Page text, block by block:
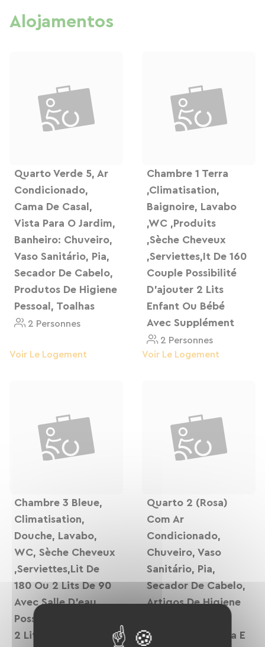
de TV com DVD player, sala de estar, sala de
café da manhã (terraço quando o tempo está
Jantares estão disponíveis mediante reserva e
cestas de piquenique podem ser encomendadas
para o almoço.
Alojamentos
Quarto Verde 5, Ar
Condicionado,
Cama De Casal,
Vista Para O Jardim,
Banheiro: Chuveiro,
Vaso Sanitário, Pia,
Secador De Cabelo,
Produtos De Higiene
Pessoal, Toalhas
2 Personnes
Voir Le Logement
Chambre 1 Terra
,climatisation,
Baignoire, Lavabo
,WC ,produits
,sèche Cheveux
,serviettes,it De 160
Couple Possibilité
D'ajouter 2 Lits
Enfant Ou Bébé
Avec Supplément
2 Personnes
Voir Le Logement
Chambre 3 Bleue,
Climatisation,
Douche, Lavabo,
WC, Sèche Cheveux
,serviettes,lit De
180 Ou 2 Lits De 90
Avec Salle D'eau
Possibilité D'ajouter
2 Lits Enfants Avec
Quarto 2 (rosa)
Com Ar
Condicionado,
Chuveiro, Vaso
Sanitário, Pia,
Secador De Cabelo,
Artigos De Higiene
Vista Para A Praça E